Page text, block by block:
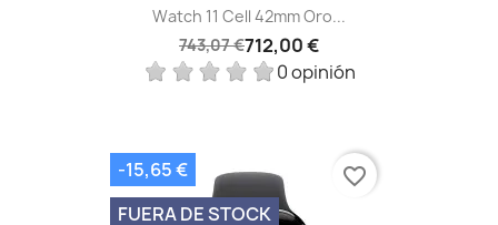
Watch 11 Cell 42mm Oro...
743,07 €712,00 €
0 opinión
-15,65 €
FUERA DE STOCK
favorite_border